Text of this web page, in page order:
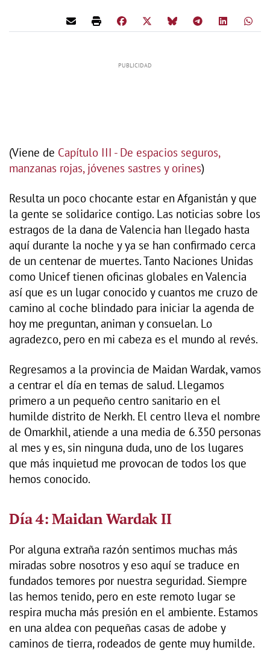
(Viene de Capítulo III - De espacios seguros,
manzanas rojas, jóvenes sastres y orines)
Resulta un poco chocante estar en Afganistán y que
la gente se solidarice contigo. Las noticias sobre los
estragos de la dana de Valencia han llegado hasta
aquí durante la noche y ya se han confirmado cerca
de un centenar de muertes. Tanto Naciones Unidas
como Unicef tienen oficinas globales en Valencia
así que es un lugar conocido y cuantos me cruzo de
camino al coche blindado para iniciar la agenda de
hoy me preguntan, animan y consuelan. Lo
agradezco, pero en mi cabeza es el mundo al revés.
Regresamos a la provincia de Maidan Wardak, vamos
a centrar el día en temas de salud. Llegamos
primero a un pequeño centro sanitario en el
humilde distrito de Nerkh. El centro lleva el nombre
de Omarkhil, atiende a una media de 6.350 personas
al mes y es, sin ninguna duda, uno de los lugares
que más inquietud me provocan de todos los que
hemos conocido.
Día 4: Maidan Wardak II
Por alguna extraña razón sentimos muchas más
miradas sobre nosotros y eso aquí se traduce en
fundados temores por nuestra seguridad. Siempre
las hemos tenido, pero en este remoto lugar se
respira mucha más presión en el ambiente. Estamos
en una aldea con pequeñas casas de adobe y
caminos de tierra, rodeados de gente muy humilde.